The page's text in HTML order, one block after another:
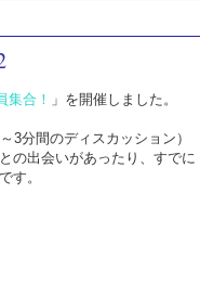
集合！ 」を開催しました。
3分間のディスカッション）
の出会いがあったり、すでに
す。